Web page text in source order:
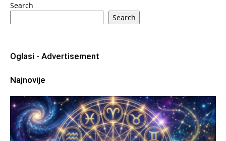
Search
Search
Oglasi - Advertisement
Najnovije